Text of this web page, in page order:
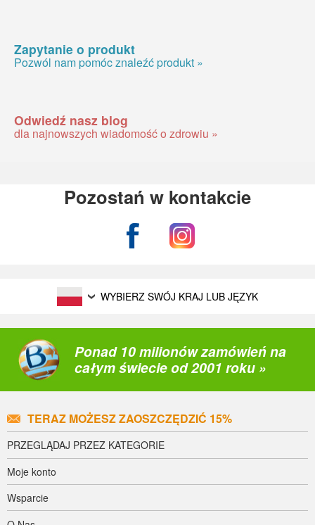
Zapytanie o produkt
Pozwól nam pomóc znaleźć produkt »
Odwiedź nasz blog
dla najnowszych wiadomość o zdrowiu »
Pozostań w kontakcie
WYBIERZ SWÓJ KRAJ LUB JĘZYK
Ponad 10 milionów zamówień na
całym świecie od 2001 roku »
TERAZ MOŻESZ ZAOSZCZĘDZIĆ 15%
PRZEGLĄDAJ PRZEZ KATEGORIE
Moje konto
Wsparcie